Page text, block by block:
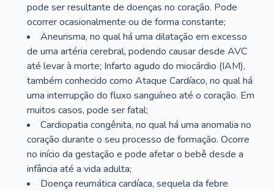
pode ser resultante de doenças no coração. Pode
ocorrer ocasionalmente ou de forma constante;
Aneurisma, no qual há uma dilatação em excesso
de uma artéria cerebral, podendo causar desde AVC
até levar à morte; Infarto agudo do miocárdio (IAM),
também conhecido como Ataque Cardíaco, no qual há
uma interrupção do fluxo sanguíneo até o coração. Em
muitos casos, pode ser fatal;
Cardiopatia congênita, no qual há uma anomalia no
coração durante o seu processo de formação. Ocorre
no início da gestação e pode afetar o bebê desde a
infância até a vida adulta;
Doença reumática cardíaca, sequela da febre